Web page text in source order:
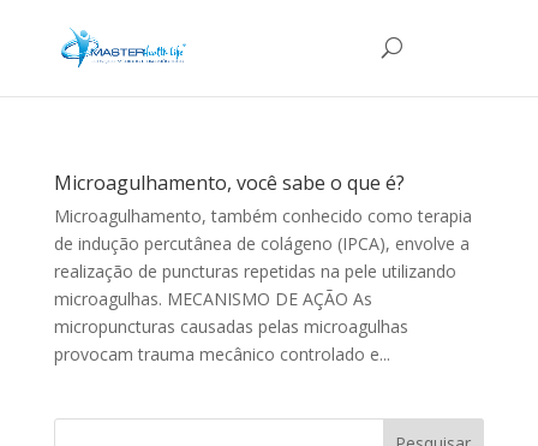
Microagulhamento, você sabe o que é?
Microagulhamento, também conhecido como terapia
de indução percutânea de colágeno (IPCA), envolve a
realização de puncturas repetidas na pele utilizando
microagulhas. MECANISMO DE AÇÃO As
micropuncturas causadas pelas microagulhas
provocam trauma mecânico controlado e...